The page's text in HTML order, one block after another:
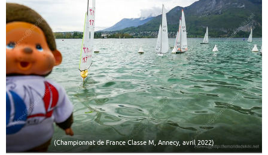
(Championnat de France Classe M, Annecy, avril 2022)